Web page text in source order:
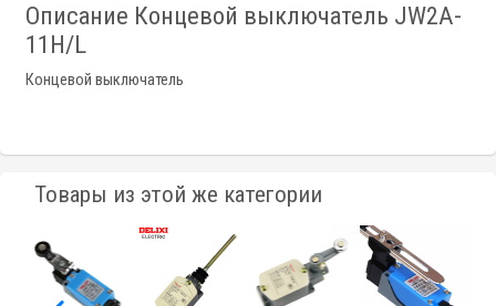
Описание Концевой выключатель JW2A-
11H/L
Концевой выключатель
Товары из этой же категории